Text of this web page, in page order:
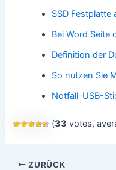
SSD
Bei Word Seite
Definition der
So nutzen Sie
Notfall-USB-
(33 votes,
Beitragsnavigation
ZURÜCK